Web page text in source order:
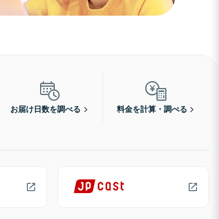
お届け日数を調べる 料金を計算・調べる